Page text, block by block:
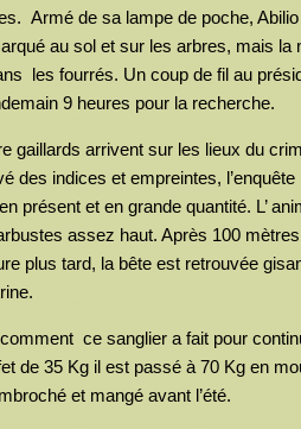
Armé de sa lampe de poche,
au sol et sur les arbres, mais la
les fourrés. Un coup de fil au
9 heures pour la recherche.
gaillards arrivent sur les lieux du
des indices et empreintes, l’enquête
présent et en grande quantité. L’
assez haut. Après 100
plus tard, la bête est retrouvée
ce sanglier a fait pour
de 35 Kg il est passé à 70 Kg en
et mangé avant l’été.